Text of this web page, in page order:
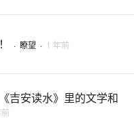
· 瞭望 · 1 年前
吉安读水》里的文学和